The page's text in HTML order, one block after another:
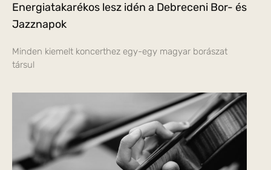
Energiatakarékos lesz idén a Debreceni Bor- és
Jazznapok
Minden kiemelt koncerthez egy-egy magyar borászat
társul